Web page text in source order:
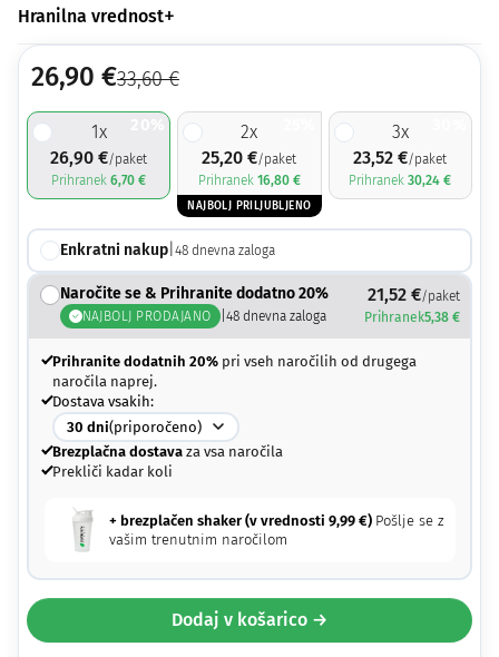
Hranilna vrednost
26,90 €33,60€
1x
26,90€/paket
Prihranek6,70€
2x
25,20€/paket
Prihranek 16,80 €
NAJBOLJ PRILJUBLJENO
3x
23,52€/paket
Prihranek30,24€
Enkratni nakup| 48dnevna zaloga
Naročite se & Prihranite dodatno 20%
NAJBOLJ PRODAJANO | 48dnevna zaloga
21,52 €/paket
Prihranek5,38 €
Prihranite dodatnih 20%pri vseh naročilih od drugega
naročila naprej.
Dostava vsakih:
30 dni(priporočeno)
Brezplačna dostavaza vsa naročila
Prekliči kadar koli
+ brezplačen shaker (v vrednosti 9,99 €) Pošlje se z
vašim trenutnim naročilom
Dodaj v košarico →